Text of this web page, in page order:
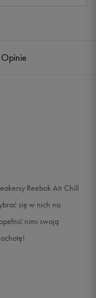
Powiadom o dostępności
Powiadom o dostępności
Opinie
Reebok Atr Chill
się w nich na
nimi swoją